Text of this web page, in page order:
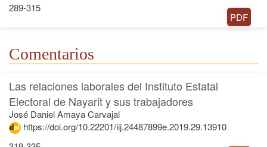
289-315
PDF
Comentarios
Las relaciones laborales del Instituto Estatal
Electoral de Nayarit y sus trabajadores
José Daniel Amaya Carvajal
https://doi.org/10.22201/iij.24487899e.2019.29.13910